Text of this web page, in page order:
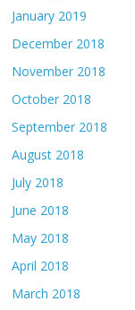
January 2019
December 2018
November 2018
October 2018
September 2018
August 2018
July 2018
June 2018
May 2018
April 2018
March 2018